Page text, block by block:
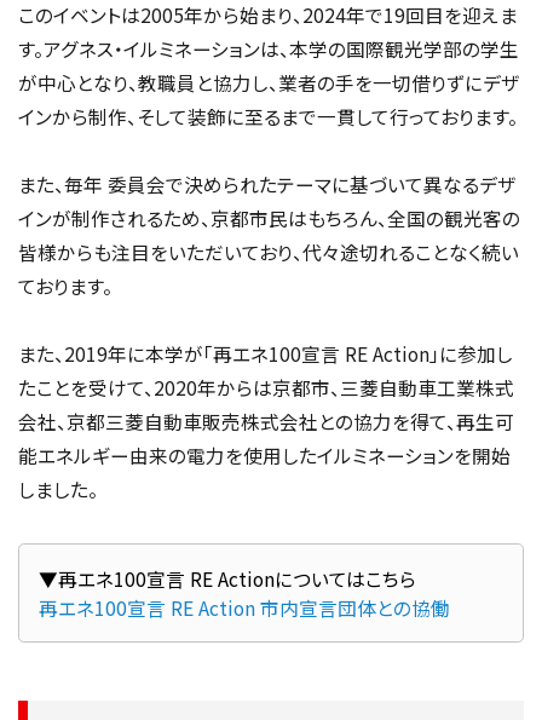
このイベントは2005年から始まり、2024年で19回目を迎えま
す。アグネス・イルミネーションは、本学の国際観光学部の学生
が中心となり、教職員と協力し、業者の手を一切借りずにデザ
インから制作、そして装飾に至るまで一貫して行っております。
また、毎年 委員会で決められたテーマに基づいて異なるデザ
インが制作されるため、京都市民はもちろん、全国の観光客の
皆様からも注目をいただいており、代々途切れることなく続い
ております。
また、2019年に本学が「再エネ100宣言 RE Action」に参加し
たことを受けて、2020年からは京都市、三菱自動車工業株式
会社、京都三菱自動車販売株式会社との協力を得て、再生可
能エネルギー由来の電力を使用したイルミネーションを開始
しました。
再エネ100宣言 RE Action 市内宣言団体との協働